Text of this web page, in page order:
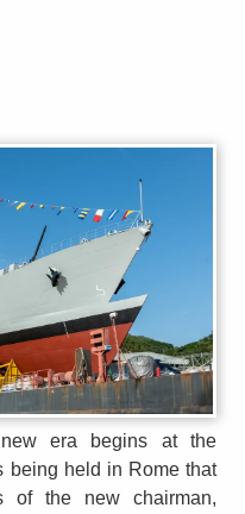
era begins at the
being held in Rome that
of the new chairman,